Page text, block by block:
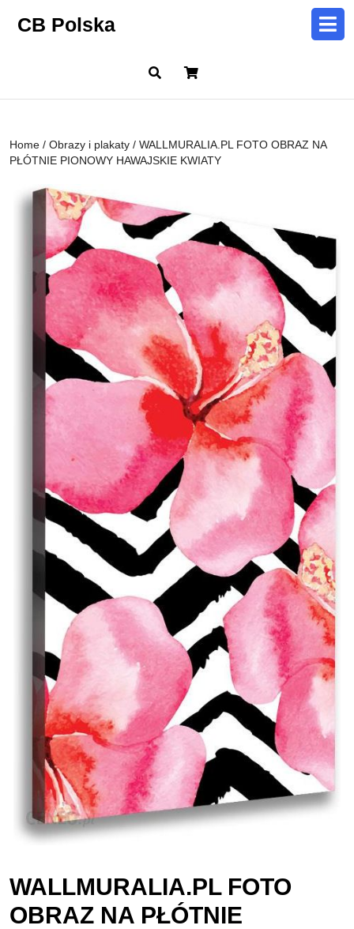
CB Polska
Cart
Home / Obrazy i plakaty / WALLMURALIA.PL FOTO OBRAZ NA
PŁÓTNIE PIONOWY HAWAJSKIE KWIATY
WALLMURALIA.PL FOTO
OBRAZ NA PŁÓTNIE